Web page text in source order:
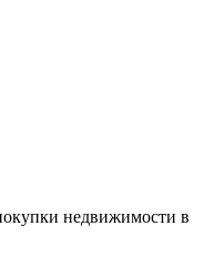
недвижимости в